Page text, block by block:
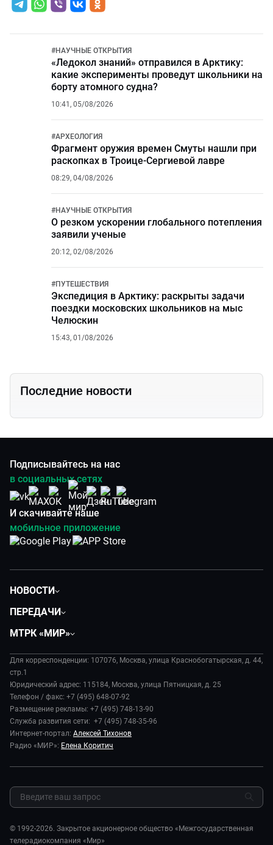
#НАУЧНЫЕ ОТКРЫТИЯ
«Ледокол знаний» отправился в Арктику:
какие эксперименты проведут школьники на
борту атомного судна?
10:41, 05/08/2026
#АРХЕОЛОГИЯ
Фрагмент оружия времен Смуты нашли при
раскопках в Троице-Сергиевой лавре
08:29, 04/08/2026
#НАУЧНЫЕ ОТКРЫТИЯ
О резком ускорении глобального потепления
заявили ученые
20:12, 02/08/2026
#ПУТЕШЕСТВИЯ
Экспедиция в Арктику: раскрыты задачи
поездки московских школьников на мыс
Челюскин
15:43, 01/08/2026
Последние новости
Подписывайтесь на нас
в социальных сетях
И скачивайте наше
мобильное приложение
НОВОСТИ
Экономика
Происшествия
В содружестве
В мире
Наука и технологии
Здоровье и медицина
Спорт
Шоу-бизнес
Стиль жизни
Сад и огород
ПЕРЕДАЧИ
Дела судебные
Диктор делает
Игра в кино
Игра в кино. Мультфильмы
Исторический детектив
Миллион за 5 минут
Мировое соглашение
Предварительный диагноз
МТРК «МИР»
История
Руководство
Новости компании
Пресса о нас
Карьера
Реклама
Закупки и тендеры
Обратная связь
Для корреспонденции: 107076, Москва, улица Краснобогатырская, д. 44,
стр.1
Юридический адрес: 115184, Москва, улица Пятницкая, д. 25
Телефон / факс: +7 (495) 648-07-92
Размещение рекламы: +7 (495) 748-13-90
Служба развития сети: +7 (495) 748-35-96
Интернет-портал: Алексей Тихонов
Радио «МИР»: Елена Коритич
© 1992-2026. Закрытое акционерное общество «Межгосударственная
телерадиокомпания «Мир»